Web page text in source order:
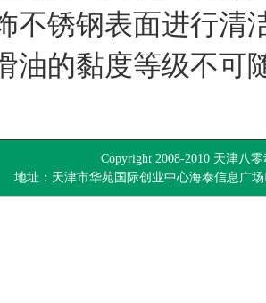
不锈钢表面进行清
油的黏度等级不可
Copyright 2008-2010 天津八
地址：天津市华苑国际创业中心海泰信息广场